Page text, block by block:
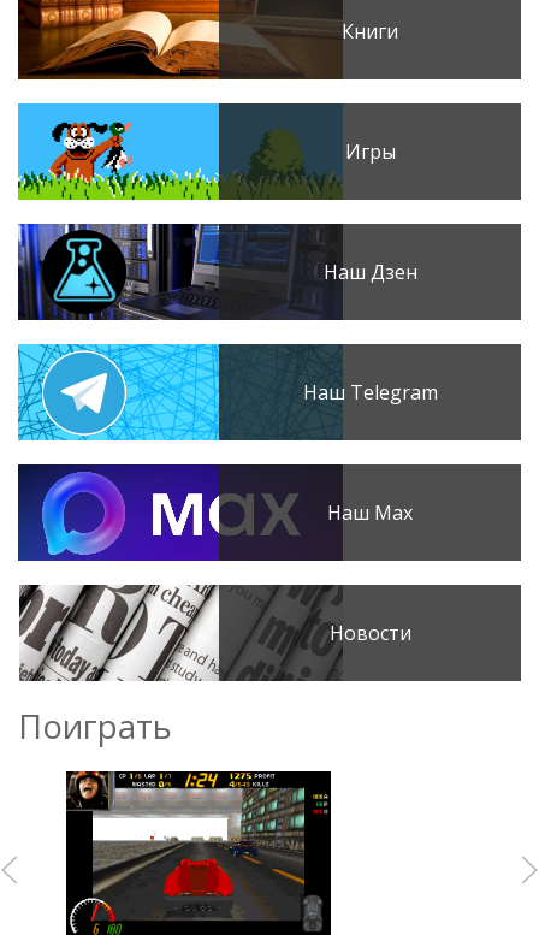
Книги
Игры
Наш Дзен
Наш Telegram
Наш Max
Новости
Поиграть